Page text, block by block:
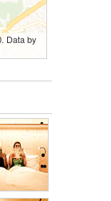
Data by